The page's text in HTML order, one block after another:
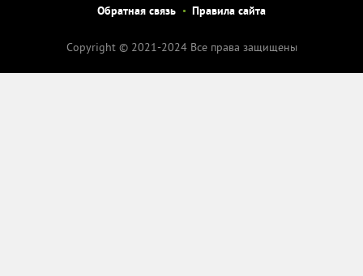
Обратная связь Правила сайта
Copyright © 2021-2024 Все права защищены